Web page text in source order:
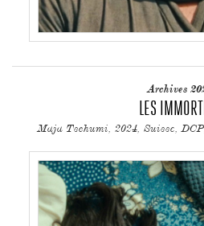
Archives
LES
Maja Tschumi, 2024, Suisse,